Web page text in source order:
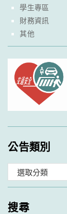
學生專區
財務資訊
其他
公告類別
類
搜尋